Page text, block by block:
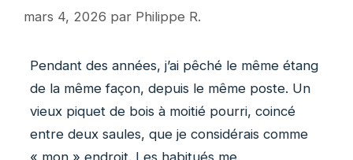
mars 4, 2026 par Philippe R.
Pendant des années, j’ai pêché le même étang
de la même façon, depuis le même poste. Un
vieux piquet de bois à moitié pourri, coincé
entre deux saules, que je considérais comme